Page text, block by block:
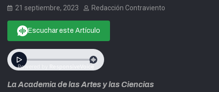
21 septiembre, 2023 Redacción Contraviento
Escuchar este Artículo
La Academia de las Artes y las Ciencias